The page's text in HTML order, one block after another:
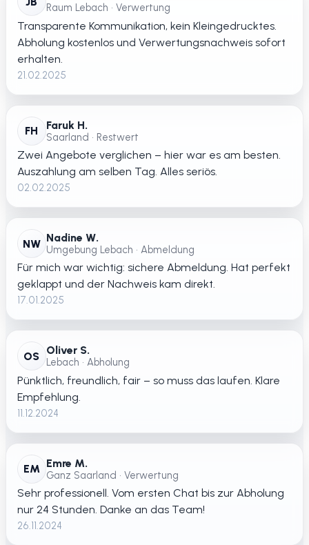
Raum Lebach • Verwertung
Transparente Kommunikation, kein Kleingedrucktes.
Abholung kostenlos und Verwertungsnachweis sofort
erhalten.
21.02.2025
FH Faruk H.
Saarland • Restwert
Zwei Angebote verglichen – hier war es am besten.
Auszahlung am selben Tag. Alles seriös.
02.02.2025
NW Nadine W.
Umgebung Lebach • Abmeldung
Für mich war wichtig: sichere Abmeldung. Hat perfekt
geklappt und der Nachweis kam direkt.
17.01.2025
OS Oliver S.
Lebach • Abholung
Pünktlich, freundlich, fair – so muss das laufen. Klare
Empfehlung.
11.12.2024
EM Emre M.
Ganz Saarland • Verwertung
Sehr professionell. Vom ersten Chat bis zur Abholung
nur 24 Stunden. Danke an das Team!
26.11.2024